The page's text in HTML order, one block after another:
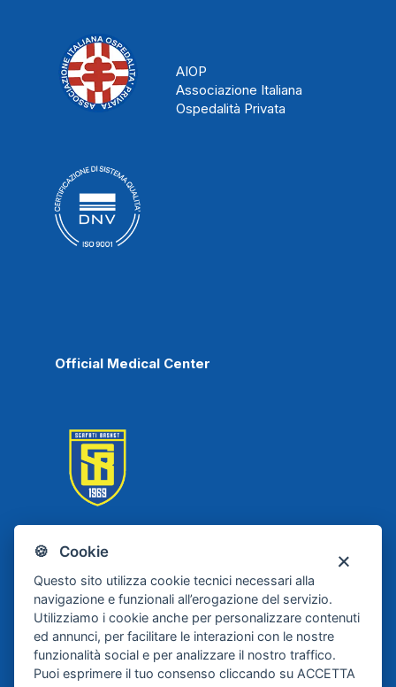
🍪 Cookie
Questo sito utilizza cookie tecnici necessari alla
navigazione e funzionali all’erogazione del servizio.
Utilizziamo i cookie anche per personalizzare contenuti
ed annunci, per facilitare le interazioni con le nostre
funzionalità social e per analizzare il nostro traffico.
Puoi esprimere il tuo consenso cliccando su ACCETTA
AIOP
Associazione Italiana
Ospedalità Privata
Official Medical Center
Scafati Basket